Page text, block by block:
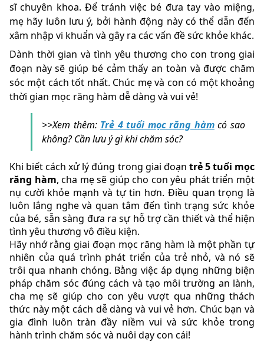
sĩ chuyên khoa. Để tránh việc bé đưa tay vào miệng,
mẹ hãy luôn lưu ý, bởi hành động này có thể dẫn đến
xâm nhập vi khuẩn và gây ra các vấn đề sức khỏe khác.
Dành thời gian và tình yêu thương cho con trong giai
đoạn này sẽ giúp bé cảm thấy an toàn và được chăm
sóc một cách tốt nhất. Chúc mẹ và con có một khoảng
thời gian mọc răng hàm dễ dàng và vui vẻ!
>>Xem thêm: Trẻ 4 tuổi mọc răng hàmcó sao
không? Cần lưu ý gì khi chăm sóc?
Khi biết cách xử lý đúng trong giai đoạn trẻ 5 tuổi mọc
răng hàm, cha mẹ sẽ giúp cho con yêu phát triển một
nụ cười khỏe mạnh và tự tin hơn. Điều quan trọng là
luôn lắng nghe và quan tâm đến tình trạng sức khỏe
của bé, sẵn sàng đưa ra sự hỗ trợ cần thiết và thể hiện
tình yêu thương vô điều kiện.
Hãy nhớ rằng giai đoạn mọc răng hàm là một phần tự
nhiên của quá trình phát triển của trẻ nhỏ, và nó sẽ
trôi qua nhanh chóng. Bằng việc áp dụng những biện
pháp chăm sóc đúng cách và tạo môi trường an lành,
cha mẹ sẽ giúp cho con yêu vượt qua những thách
thức này một cách dễ dàng và vui vẻ hơn. Chúc bạn và
gia đình luôn tràn đầy niềm vui và sức khỏe trong
hành trình chăm sóc và nuôi dạy con cái!